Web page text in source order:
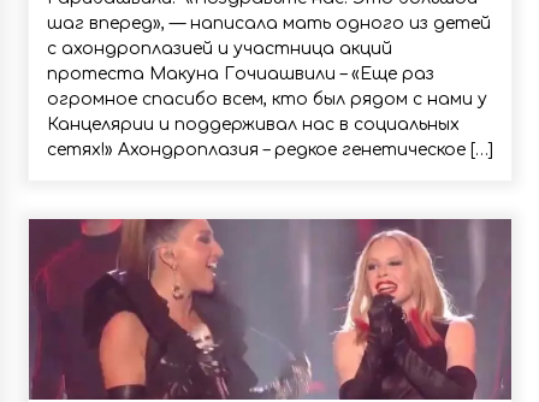
шаг вперед», — написала мать одного из детей
с ахондроплазией и участница акций
протеста Макуна Гочиашвили – «Еще раз
огромное спасибо всем, кто был рядом с нами у
Канцелярии и поддерживал нас в социальных
сетях!» Ахондроплазия – редкое генетическое […]